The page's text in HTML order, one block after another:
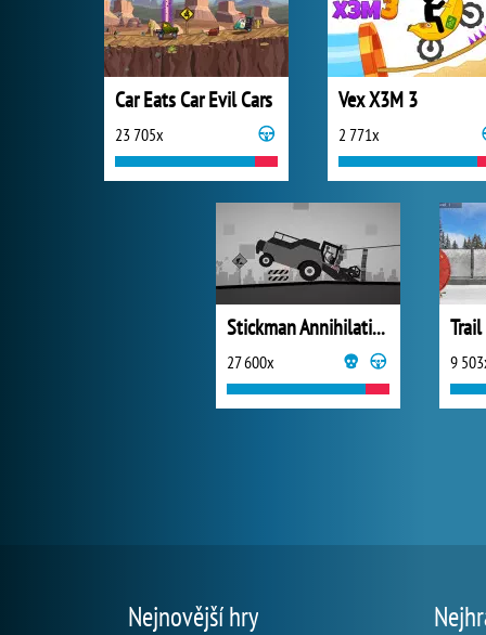
Car Eats Car Evil Cars
23 705x
Vex X3M 3
2 771x
Stickman Annihilation 2
27 600x 9
Nejnovější hry